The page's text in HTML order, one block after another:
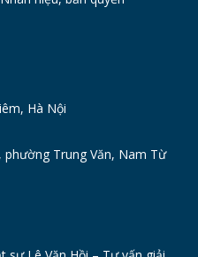
sư Lê Văn Hồi – Tư vấn giải
doanh thương mại)
Hoàng Xuân Quang – Tư
thương mại)